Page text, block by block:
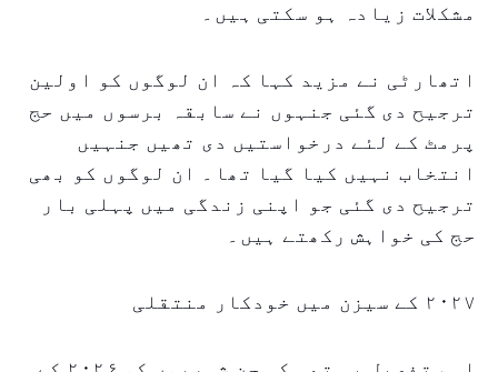
مشکلات زیادہ ہو سکتی ہیں۔
اتھارٹی نے مزید کہا کہ ان لوگوں کو اولین
ترجیح دی گئی جنہوں نے سابقہ برسوں میں حج
پرمٹ کے لئے درخواستیں دی تھیں جنہیں
انتخاب نہیں کیا گیا تھا۔ ان لوگوں کو بھی
ترجیح دی گئی جو اپنی زندگی میں پہلی بار
حج کی خواہش رکھتے ہیں۔
۲۰۲۷ کے سیزن میں خودکار منتقلی